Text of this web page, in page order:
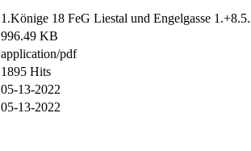
1.Könige 18 FeG Liestal und Engelgasse
996.49 KB
application/pdf
1895 Hits
05-13-2022
05-13-2022